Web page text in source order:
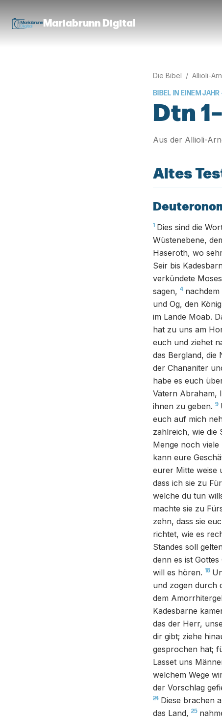
Mariabrunn Digital
Die Bibel / Allioli-
BIBEL IN EINEM JAHR
Dtn
Aus der Allioli-
Altes
1 Dies sind die
Wüstenebene,
Haseroth, wo
Seir bis
verkündete
sagen, 4
und Og, den
im Lande Moab.
hat zu uns am
euch und ziehet
das Bergland, die
der Chananiter
habe es euch
Vätern Abraham,
ihnen zu geben. 9
euch auf mich
zahlreich, wie die
Menge noch
kann eure
eurer Mitte weise
dass ich sie zu
welche du tun
machte sie zu
zehn, dass sie
richtet, wie es
Standes soll
denn es ist
will es hören. 18
und zogen durch
dem
Kadesbarne
das der Herr,
dir gibt; ziehe
gesprochen hat;
Lasset uns
welchem Wege
der Vorschlag
24 Diese brachen
das Land, 25